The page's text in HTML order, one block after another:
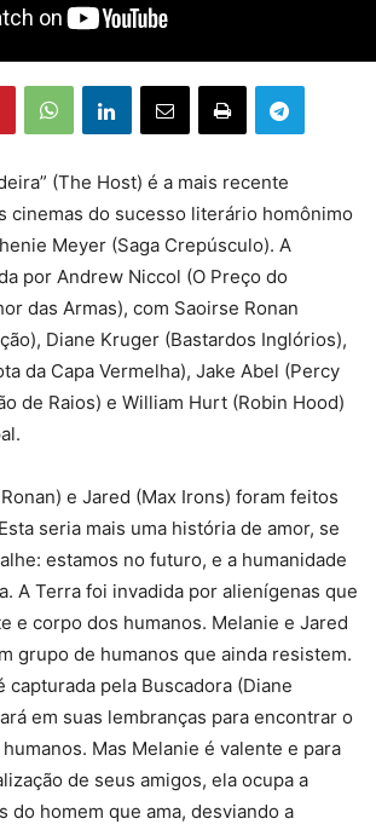
(The Host) é a mais recente
cinemas do sucesso literário homônimo
Meyer (Saga Crepúsculo). A
por Andrew Niccol (O Preço do
das Armas), com Saoirse Ronan
Diane Kruger (Bastardos Inglórios),
da Capa Vermelha), Jake Abel (Percy
de Raios) e William Hurt (Robin Hood)
e Jared (Max Irons) foram feitos
seria mais uma história de amor, se
estamos no futuro, e a humanidade
A Terra foi invadida por alienígenas que
e corpo dos humanos. Melanie e Jared
grupo de humanos que ainda resistem.
capturada pela Buscadora (Diane
em suas lembranças para encontrar o
Mas Melanie é valente e para
de seus amigos, ela ocupa a
do homem que ama, desviando a